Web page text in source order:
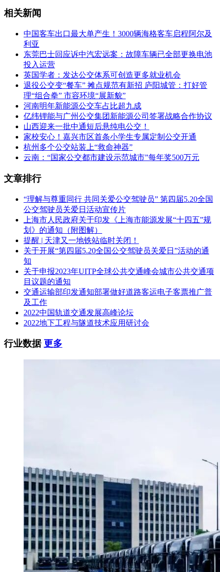
相关新闻
中国客车出口最大单产生！3000辆海格客车启程阿尔及
利亚
东莞巴士回应诉中汽宏远案：故障车辆已全部更换电池
投入运营
英国学者：发达公交体系可创造更多就业机会
退役公交变“餐车” 摊点规范有新招 庐阳城管：打好管
理“组合拳” 市容环境“展新貌”
河南明年新能源公交车占比超九成
亿纬锂能与广州公交集团新能源公司签署战略合作协议
山西迎来一批中通短后悬纯电公交！
家校安心！嘉兴市区首条小学生专属定制公交开通
杭州多个公交站装上“救命神器”
云南：“国家公交都市建设示范城市”每年奖500万元
文章排行
“理解与尊重同行 共同关爱公交驾驶员” 第四届5.20全国
公交驾驶员关爱日活动宣传片
上海市人民政府关于印发《上海市能源发展“十四五”规
划》的通知（附图解）
提醒 | 天津又一地铁站临时关闭！
关于开展“第四届5.20全国公交驾驶员关爱日”活动的通
知
关于申报2023年UITP全球公共交通峰会城市公共交通项
目议题的通知
交通运输部印发通知部署做好道路客运电子客票推广普
及工作
2022中国轨道交通发展高峰论坛
2022地下工程与隧道技术应用研讨会
行业数据更多